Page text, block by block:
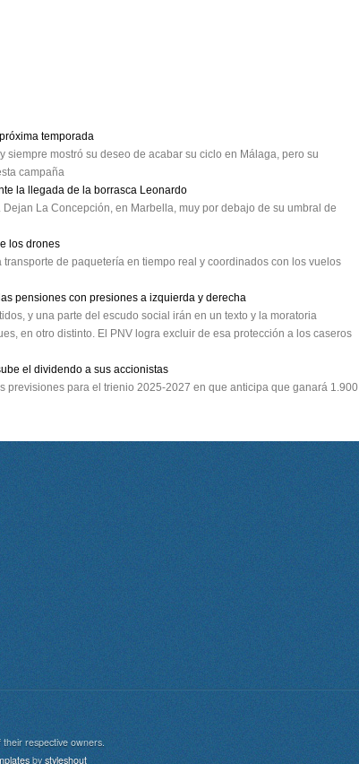
temporada
mostró su deseo de acabar su ciclo en Málaga, pero su
campaña
la llegada de la borrasca Leonardo
La Concepción, en Marbella, muy por debajo de su umbral de
los drones
de paquetería en tiempo real y coordinados con los vuelos
pensiones con presiones a izquierda y derecha
y una parte del escudo social irán en un texto y la moratoria
en otro distinto. El PNV logra excluir de esa protección a los caseros
el dividendo a sus accionistas
previsiones para el trienio 2025-2027 en que anticipa que ganará 1.900
respective owners.
by styleshout